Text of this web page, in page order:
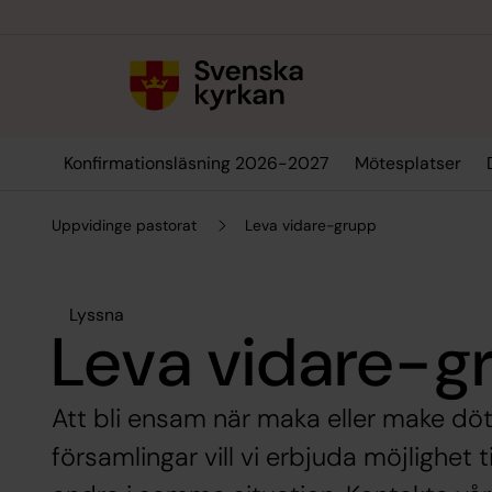
Konfirmationsläsning 2026-2027 Mötesplatser
Uppvidinge pastorat Leva vidare-grupp
Lyssna
Leva vidare-
Att bli ensam när maka eller make
församlingar vill vi erbjuda möjlighet